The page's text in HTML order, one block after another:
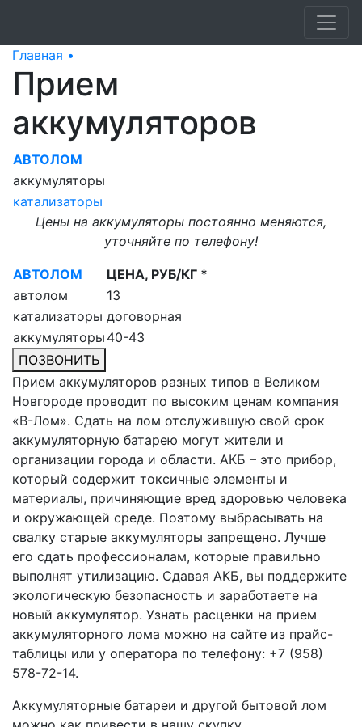
Главная •
Прием
аккумуляторов
АВТОЛОМ
аккумуляторы
катализаторы
Цены на аккумуляторы постоянно меняются,
уточняйте по телефону!
АВТОЛОМ
ЦЕНА, РУБ/КГ *
автолом
13
катализаторы договорная
аккумуляторы 40-43
ПОЗВОНИТЬ
Прием аккумуляторов разных типов в Великом
Новгороде проводит по высоким ценам компания
«В-Лом». Сдать на лом отслужившую свой срок
аккумуляторную батарею могут жители и
организации города и области. АКБ – это прибор,
который содержит токсичные элементы и
материалы, причиняющие вред здоровью человека
и окружающей среде. Поэтому выбрасывать на
свалку старые аккумуляторы запрещено. Лучше
его сдать профессионалам, которые правильно
выполнят утилизацию. Сдавая АКБ, вы поддержите
экологическую безопасность и заработаете на
новый аккумулятор. Узнать расценки на прием
аккумуляторного лома можно на сайте из прайс-
таблицы или у оператора по телефону: +7 (958)
578-72-14.
Аккумуляторные батареи и другой бытовой лом